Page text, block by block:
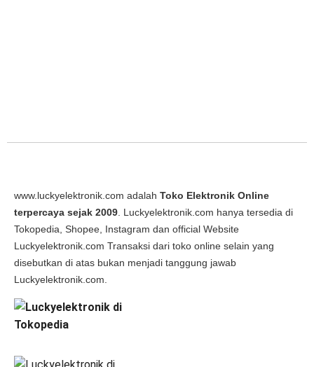
www.luckyelektronik.com adalah Toko Elektronik Online
terpercaya sejak 2009 . Luckyelektronik.com hanya tersedia di
Tokopedia, Shopee, Instagram dan official Website
Luckyelektronik.com Transaksi dari toko online selain yang
disebutkan di atas bukan menjadi tanggung jawab
Luckyelektronik.com.